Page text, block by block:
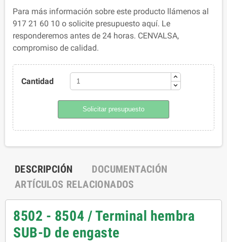
Para más información sobre este producto llámenos al
917 21 60 10 o solicite presupuesto aquí. Le
responderemos antes de 24 horas. CENVALSA,
compromiso de calidad.
Cantidad
Solicitar presupuesto
DESCRIPCIÓN
DOCUMENTACIÓN
ARTÍCULOS RELACIONADOS
8502 - 8504 / Terminal hembra
SUB-D de engaste